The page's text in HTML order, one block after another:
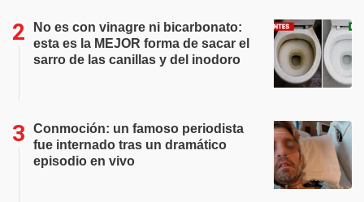
No es con vinagre ni bicarbonato:
esta es la MEJOR forma de sacar el
sarro de las canillas y del inodoro
Conmoción: un famoso periodista
fue internado tras un dramático
episodio en vivo